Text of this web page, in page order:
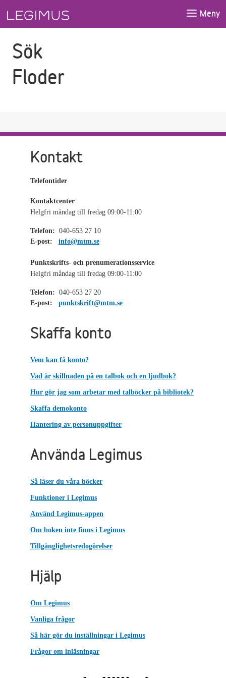
Meny
Sök
Floder
Kontakt
Telefontider
Kontaktcenter
Helgfri måndag till fredag 09:00-11:00
Telefon: 040-653 27 10
E-post:
info@mtm.se
Punktskrifts- och prenumerationsservice
Helgfri måndag till fredag 09:00-11:00
Telefon: 040-653 27 20
E-post:
punktskrift@mtm.se
Skaffa konto
Vem kan få konto?
Vad är skillnaden på en talbok och en ljudbok?
Hur gör jag som arbetar med talböcker på bibliotek?
Skaffa demokonto
Hantering av personuppgifter
Använda Legimus
Så läser du våra böcker
Funktioner i Legimus
Använd Legimus-appen
Om boken inte finns i Legimus
Tillgänglighetsredogörelser
Hjälp
Om Legimus
Vanliga frågor
Så här gör du inställningar i Legimus
Frågor om inläsningar